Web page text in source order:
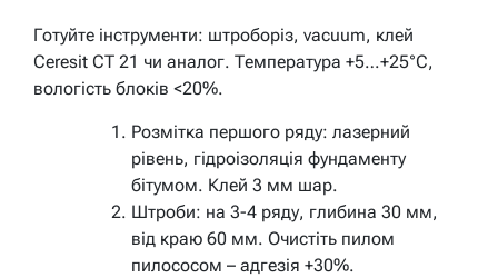
Готуйте інструменти: штроборіз, vacuum, клей
Ceresit CT 21 чи аналог. Температура +5…+25°C,
вологість блоків <20%.
Розмітка першого ряду: лазерний
рівень, гідроізоляція фундаменту
бітумом. Клей 3 мм шар.
Штроби: на 3-4 ряду, глибина 30 мм,
від краю 60 мм. Очистіть пилом
пилососом – адгезія +30%.